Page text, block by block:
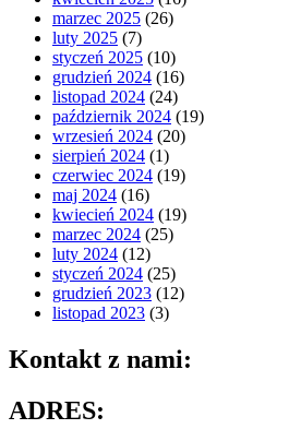
marzec 2025 (26)
luty 2025 (7)
styczeń 2025 (10)
grudzień 2024 (16)
listopad 2024 (24)
październik 2024 (19)
wrzesień 2024 (20)
sierpień 2024 (1)
czerwiec 2024 (19)
maj 2024 (16)
kwiecień 2024 (19)
marzec 2024 (25)
luty 2024 (12)
styczeń 2024 (25)
grudzień 2023 (12)
listopad 2023 (3)
Kontakt z nami:
ADRES: